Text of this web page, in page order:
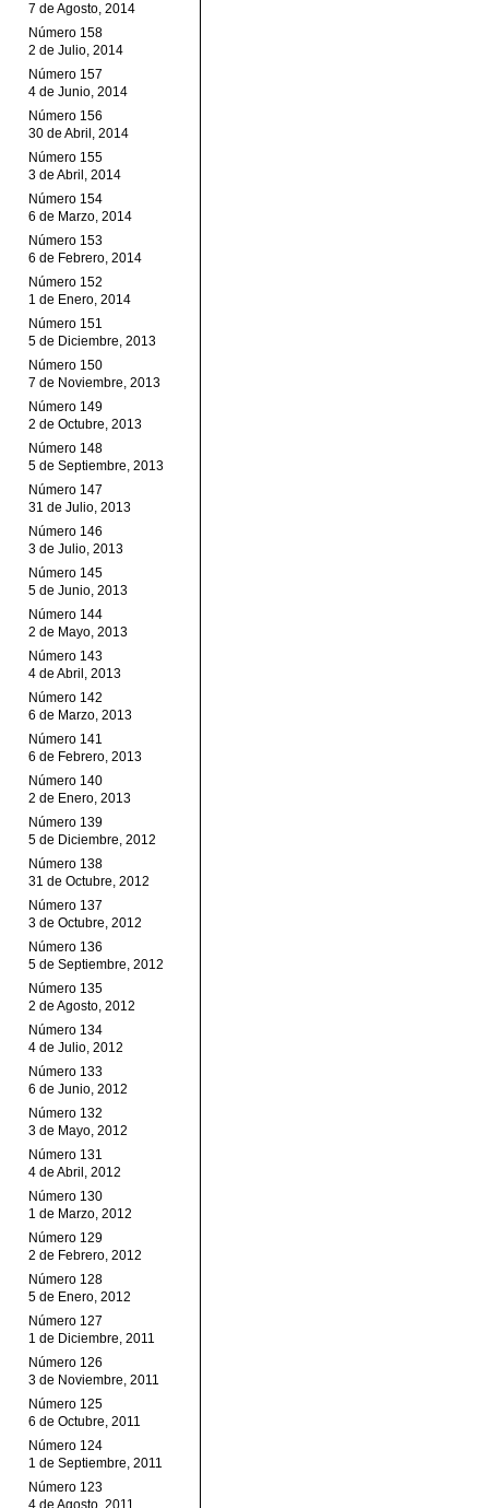
7 de Agosto, 2014
Número 158
2 de Julio, 2014
Número 157
4 de Junio, 2014
Número 156
30 de Abril, 2014
Número 155
3 de Abril, 2014
Número 154
6 de Marzo, 2014
Número 153
6 de Febrero, 2014
Número 152
1 de Enero, 2014
Número 151
5 de Diciembre, 2013
Número 150
7 de Noviembre, 2013
Número 149
2 de Octubre, 2013
Número 148
5 de Septiembre, 2013
Número 147
31 de Julio, 2013
Número 146
3 de Julio, 2013
Número 145
5 de Junio, 2013
Número 144
2 de Mayo, 2013
Número 143
4 de Abril, 2013
Número 142
6 de Marzo, 2013
Número 141
6 de Febrero, 2013
Número 140
2 de Enero, 2013
Número 139
5 de Diciembre, 2012
Número 138
31 de Octubre, 2012
Número 137
3 de Octubre, 2012
Número 136
5 de Septiembre, 2012
Número 135
2 de Agosto, 2012
Número 134
4 de Julio, 2012
Número 133
6 de Junio, 2012
Número 132
3 de Mayo, 2012
Número 131
4 de Abril, 2012
Número 130
1 de Marzo, 2012
Número 129
2 de Febrero, 2012
Número 128
5 de Enero, 2012
Número 127
1 de Diciembre, 2011
Número 126
3 de Noviembre, 2011
Número 125
6 de Octubre, 2011
Número 124
1 de Septiembre, 2011
Número 123
4 de Agosto, 2011